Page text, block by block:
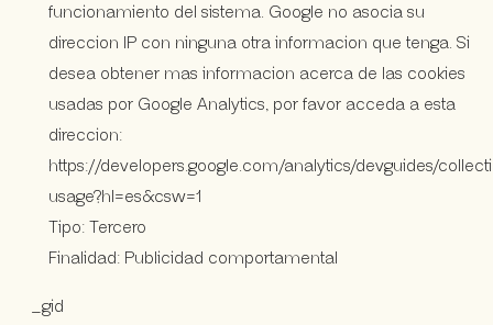
funcionamiento del sistema. Google no asocia su
direccion IP con ninguna otra informacion que tenga. Si
desea obtener mas informacion acerca de las cookies
usadas por Google Analytics, por favor acceda a esta
direccion:
https://developers.google.com/analytics/devguides/
usage?hl=es&csw=1
Tipo: Tercero
Finalidad: Publicidad comportamental
_gid